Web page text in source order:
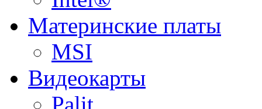
Материнские платы
MSI
Видеокарты